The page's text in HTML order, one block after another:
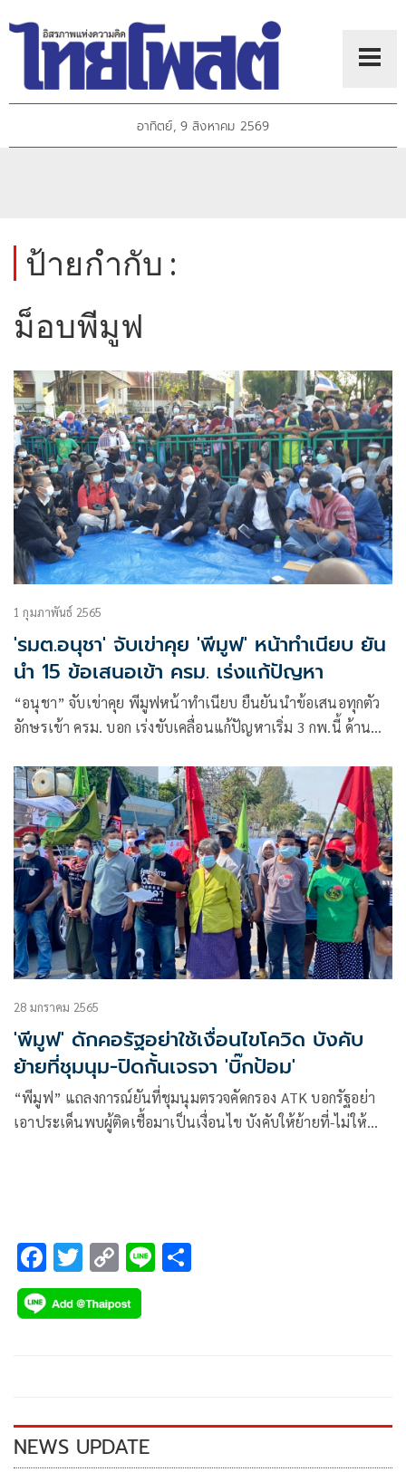
อาทิตย์, 9 สิงหาคม 2569
ป้ายกำกับ :
ม็อบพีมูฟ
1 กุมภาพันธ์ 2565
'รมต.อนุชา' จับเข่าคุย 'พีมูฟ' หน้าทำเนียบ ยัน
นำ 15 ข้อเสนอเข้า ครม. เร่งแก้ปัญหา
“อนุชา” จับเข่าคุย พีมูฟหน้าทำเนียบ ยืนยันนำข้อเสนอทุกตัว
อักษรเข้า ครม. บอก เร่งขับเคลื่อนแก้ปัญหาเริ่ม 3 กพ.นี้ ด้าน
28 มกราคม 2565
'พีมูฟ' ดักคอรัฐอย่าใช้เงื่อนไขโควิด บังคับ
ย้ายที่ชุมนุม-ปิดกั้นเจรจา 'บิ๊กป้อม'
“พีมูฟ” แถลงการณ์​ยันที่ชุมนุมตรวจคัดกรอง ATK ​บอกรัฐอย่า
เอาประเด็นพบผู้ติดเชื้อมาเป็นเงื่อนไข บังคับให้ย้ายที่-ไม่ให้
F
ac
e
k
T
wi
tt
C
o
p
k
Li
NEWS UPDATE